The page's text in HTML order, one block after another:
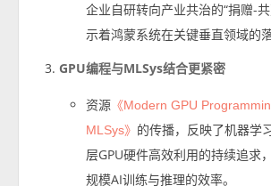
企业自研转向产业共治的“捐赠-
示着鸿蒙系统在关键垂直领域的
GPU编程与MLSys结合更紧密
资源 《Modern GPU
MLSys》 的传播，反映了机器学
层GPU硬件高效利用的持续追求
规模AI训练与推理的效率。